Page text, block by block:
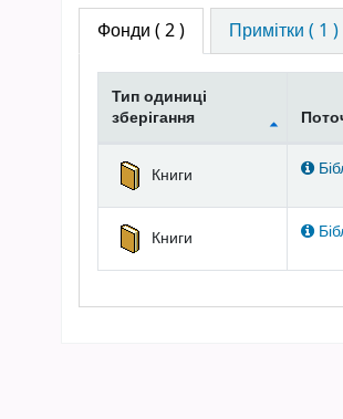
Фонди ( 2 ) Примітки ( 1 )
Фонди
Тип одиниці
зберігання
Книги
Книги